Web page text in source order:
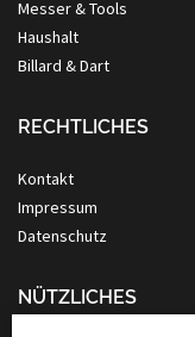
Messer & Tools
Haushalt
Billard & Dart
RECHTLICHES
Kontakt
Impressum
Datenschutz
NÜTZLICHES